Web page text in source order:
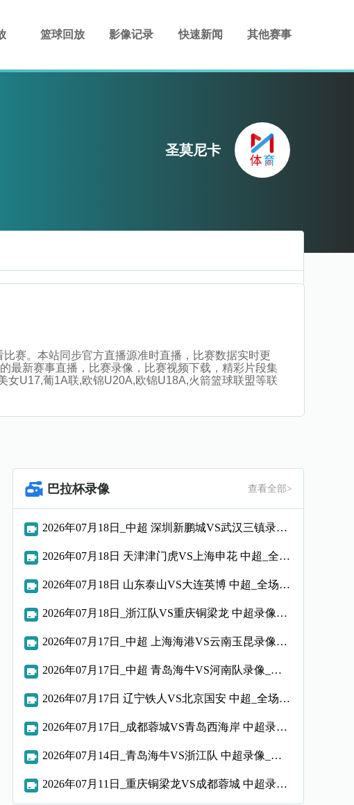
篮球回放 影像记录 快速新闻 其他赛事
圣莫尼卡
赛。本站同步官方直播源准时直播，比赛数据实时更
最新赛事直播，比赛录像，比赛视频下载，精彩片段集
女U17,葡1A联,欧锦U20A,欧锦U18A,火箭篮球联盟等联
巴拉杯录像 查看全部>
2026年07月18日_中超 深圳新鹏城VS武汉三镇录像_高清录像【全场回放】
2026年07月18日 天津津门虎VS上海申花 中超_全场录像【视频集锦】
2026年07月18日 山东泰山VS大连英博 中超_全场录像【全场回放】
2026年07月18日_浙江队VS重庆铜梁龙 中超录像_全场录像【全场回放】
2026年07月17日_中超 上海海港VS云南玉昆录像_全场录像【全场回放】
2026年07月17日_中超 青岛海牛VS河南队录像_全场录像【视频集锦】
2026年07月17日 辽宁铁人VS北京国安 中超_全场录像【视频集锦】
2026年07月17日_成都蓉城VS青岛西海岸 中超录像_高清录像【全场回放】
2026年07月14日_青岛海牛VS浙江队 中超录像_全场录像【视频集锦】
2026年07月11日_重庆铜梁龙VS成都蓉城 中超录像_全场录像【高清回放】